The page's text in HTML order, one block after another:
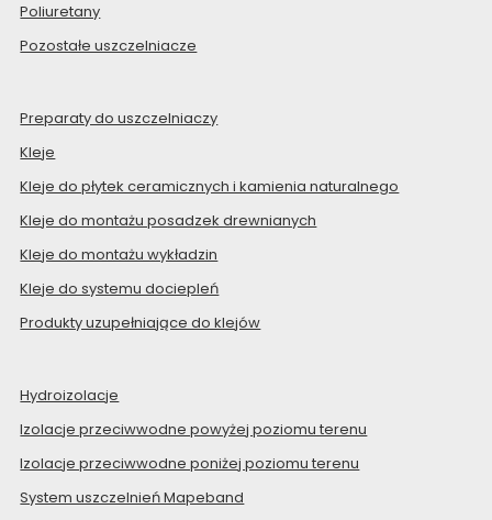
Poliuretany
Pozostałe uszczelniacze
Preparaty do uszczelniaczy
Kleje
Kleje do płytek ceramicznych i kamienia naturalnego
Kleje do montażu posadzek drewnianych
Kleje do montażu wykładzin
Kleje do systemu dociepleń
Produkty uzupełniające do klejów
Hydroizolacje
Izolacje przeciwwodne powyżej poziomu terenu
Izolacje przeciwwodne poniżej poziomu terenu
System uszczelnień Mapeband